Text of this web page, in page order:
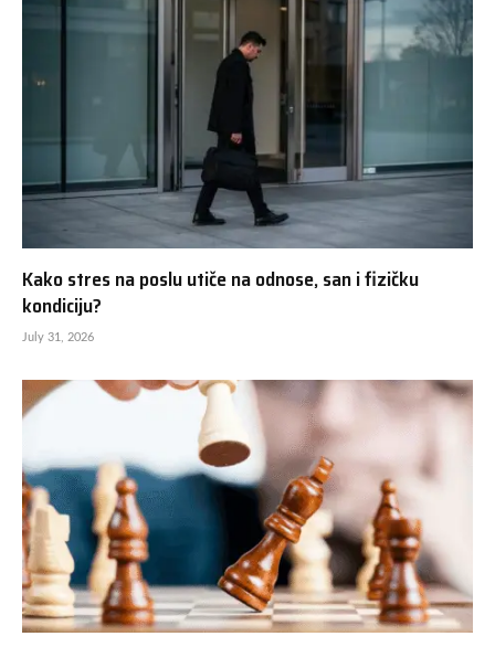
Kako stres na poslu utiče na odnose, san i fizičku
kondiciju?
July 31, 2026